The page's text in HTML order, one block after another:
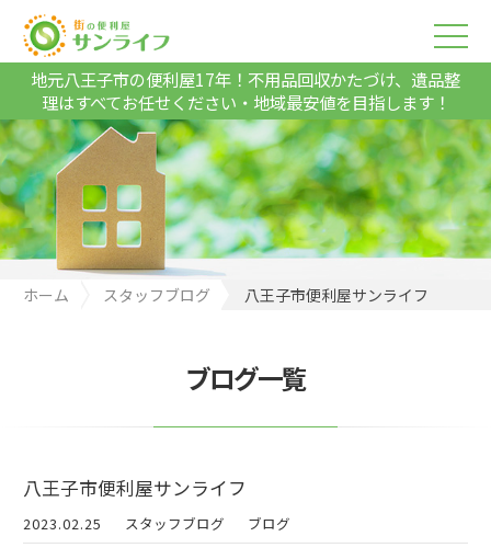
地元八王子市の便利屋17年！不用品回収かたづけ、遺品整
理はすべてお任せください・地域最安値を目指します！
ホーム スタッフブログ 八王子市便利屋サンライフ
ブログ一覧
八王子市便利屋サンライフ
2023.02.25 スタッフブログ ブログ